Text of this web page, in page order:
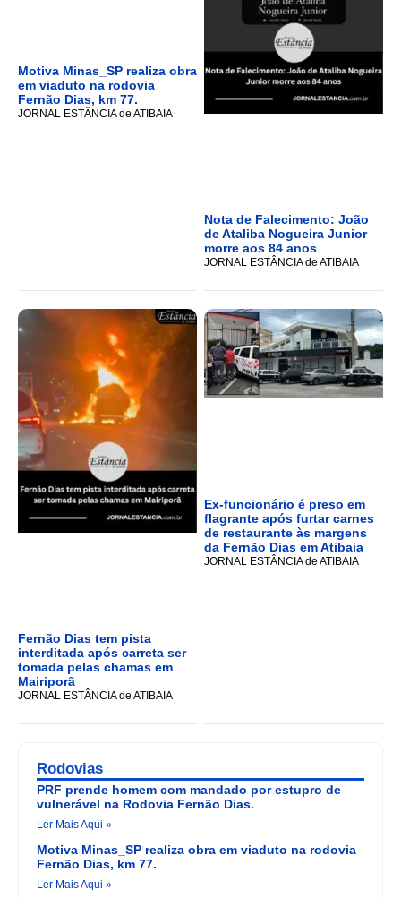
Motiva Minas_SP realiza obra
em viaduto na rodovia
Fernão Dias, km 77.
JORNAL ESTÂNCIA de ATIBAIA
Nota de Falecimento: João
de Ataliba Nogueira Junior
morre aos 84 anos
JORNAL ESTÂNCIA de ATIBAIA
Fernão Dias tem pista
interditada após carreta ser
tomada pelas chamas em
Mairiporã
JORNAL ESTÂNCIA de ATIBAIA
Ex-funcionário é preso em
flagrante após furtar carnes
de restaurante às margens
da Fernão Dias em Atibaia
JORNAL ESTÂNCIA de ATIBAIA
Rodovias
PRF prende homem com mandado por estupro de
vulnerável na Rodovia Fernão Dias.
Ler Mais Aqui »
Motiva Minas_SP realiza obra em viaduto na rodovia
Fernão Dias, km 77.
Ler Mais Aqui »